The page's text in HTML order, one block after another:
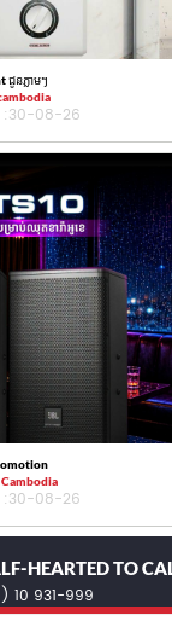
នភ្លាមៗ
30-08-26
30-08-26
HEARTED TO
10 931-999